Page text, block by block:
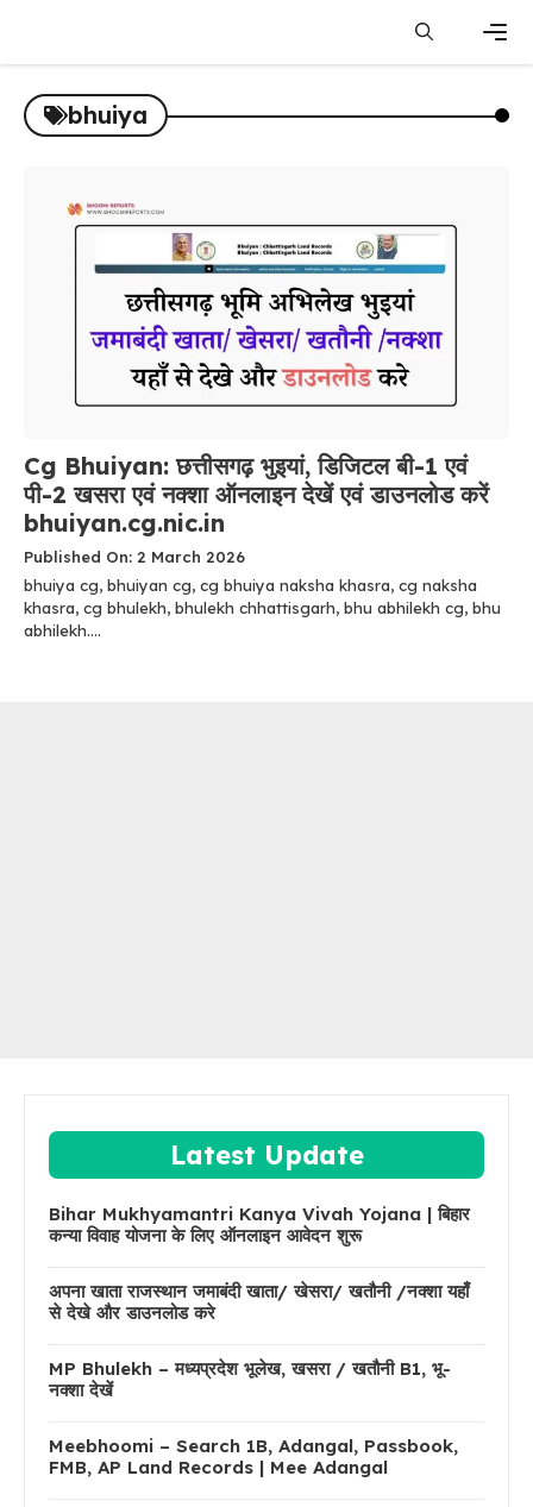
content
bhuiya
Cg Bhuiyan: छत्तीसगढ़ भुइयां, डिजिटल बी-1 एवं
पी-2 खसरा एवं नक्शा ऑनलाइन देखें एवं डाउनलोड करें
bhuiyan.cg.nic.in
Published On: 2 March 2026
bhuiya cg, bhuiyan cg, cg bhuiya naksha khasra, cg naksha
khasra, cg bhulekh, bhulekh chhattisgarh, bhu abhilekh cg, bhu
abhilekh....
Latest Update
Bihar Mukhyamantri Kanya Vivah Yojana | बिहार
कन्या विवाह योजना के लिए ऑनलाइन आवेदन शुरू
अपना खाता राजस्थान जमाबंदी खाता/ खेसरा/ खतौनी /नक्शा यहाँ
से देखे और डाउनलोड करे
MP Bhulekh – मध्यप्रदेश भूलेख, खसरा / खतौनी B1, भू-
नक्शा देखें
Meebhoomi – Search 1B, Adangal, Passbook,
FMB, AP Land Records | Mee Adangal